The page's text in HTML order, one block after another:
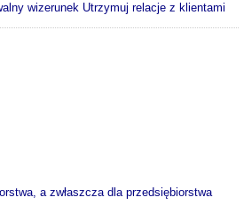
wizerunek Utrzymuj relacje z klientami
a zwłaszcza dla przedsiębiorstwa